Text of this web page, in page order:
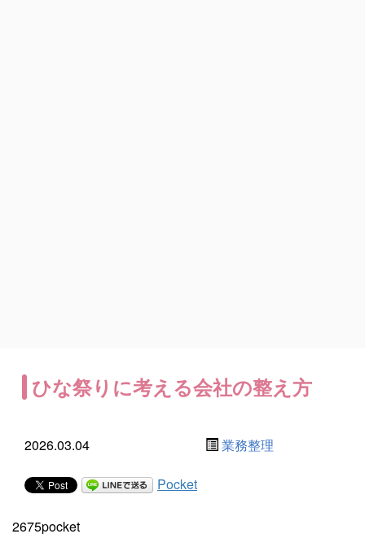
ひな祭りに考える会社の整え方
2026.03.04 業務整理
Pocket
2675pocket